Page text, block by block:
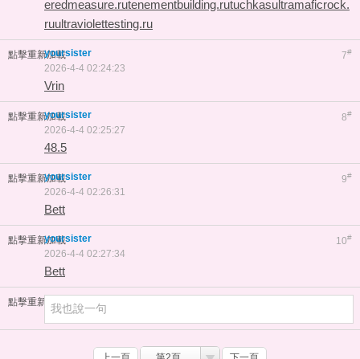
eredmeasure.rutenementbuilding.rutuchkasultramaficrock.
ruultraviolettesting.ru
點擊重新加載 7#
yoursister
2026-4-4 02:24:23
Vrin
點擊重新加載 8#
yoursister
2026-4-4 02:25:27
48.5
點擊重新加載 9#
yoursister
2026-4-4 02:26:31
Bett
點擊重新加載 10#
yoursister
2026-4-4 02:27:34
Bett
點擊重新加載